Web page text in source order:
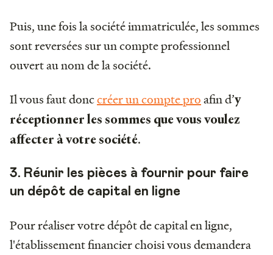
Puis, une fois la société immatriculée, les sommes
sont reversées sur un compte professionnel
ouvert au nom de la société.
Il vous faut donccréer un compte proafin d’y
réceptionner les sommes que vous voulez
affecter à votre société.
3. Réunir les pièces à fournir pour faire
un dépôt de capital en ligne
Pour réaliser votre dépôt de capital en ligne,
l'établissement financier choisi vous demandera